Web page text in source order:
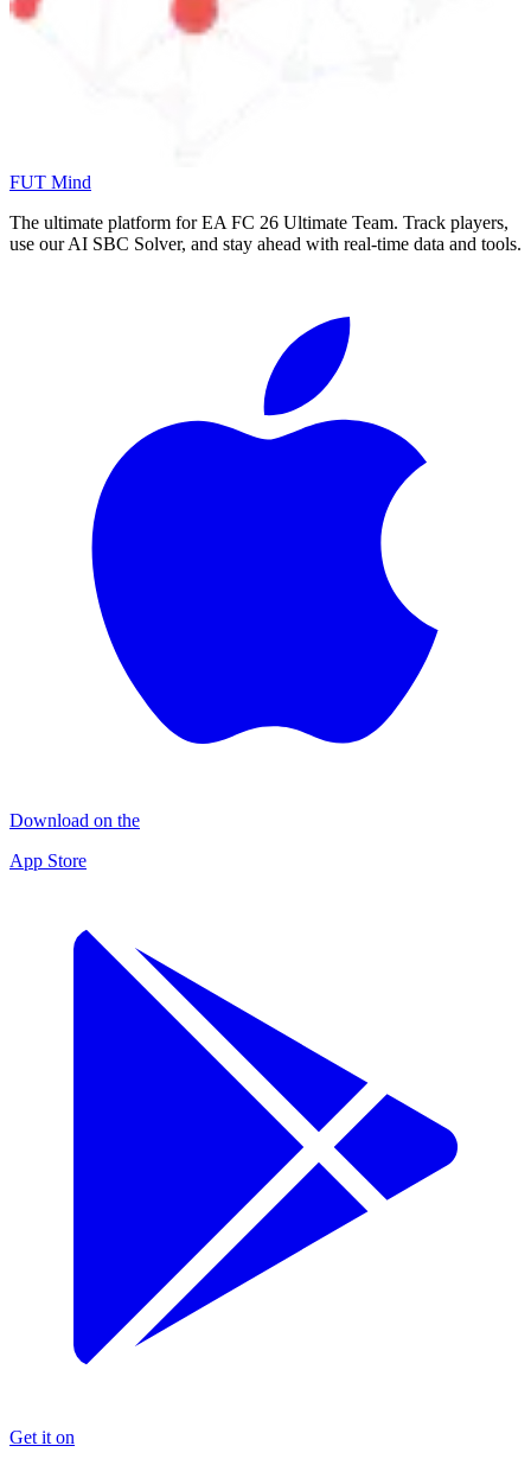
FUT Mind
The ultimate platform for EA FC 26 Ultimate Team. Track players,
use our AI SBC Solver, and stay ahead with real-time data and tools.
Download on the
App Store
Get it on